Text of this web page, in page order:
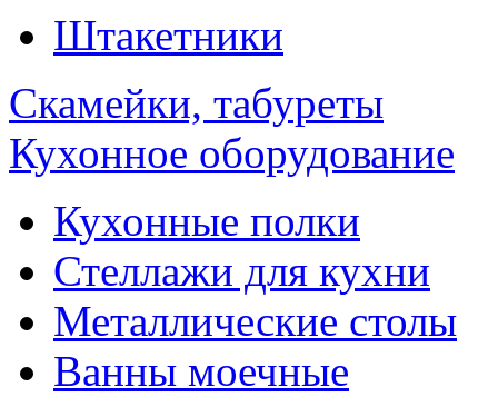
Штакетники
Скамейки, табуреты
Кухонное оборудование
Кухонные полки
Стеллажи для кухни
Металлические столы
Ванны моечные